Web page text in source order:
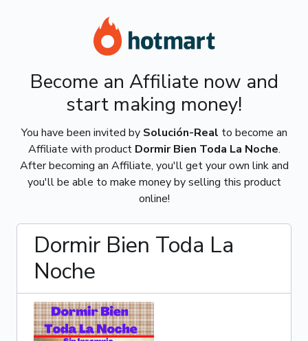
Become an Affiliate now and
start making money!
You have been invited by Solución-Real to become an
Affiliate with product Dormir Bien Toda La Noche.
After becoming an Affiliate, you'll get your own link and
you'll be able to make money by selling this product
online!
Dormir Bien Toda La
Noche